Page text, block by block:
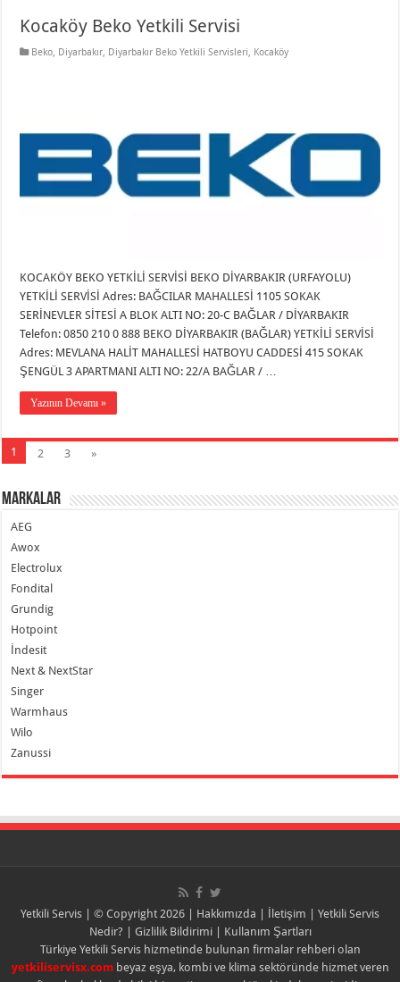
Kocaköy Beko Yetkili Servisi
Beko, Diyarbakır, Diyarbakır Beko Yetkili Servisleri, Kocaköy
KOCAKÖY BEKO YETKİLİ SERVİSİ BEKO DİYARBAKIR (URFAYOLU)
YETKİLİ SERVİSİ Adres: BAĞCILAR MAHALLESİ 1105 SOKAK
SERİNEVLER SİTESİ A BLOK ALTI NO: 20-C BAĞLAR / DİYARBAKIR
Telefon: 0850 210 0 888 BEKO DİYARBAKIR (BAĞLAR) YETKİLİ SERVİSİ
Adres: MEVLANA HALİT MAHALLESİ HATBOYU CADDESİ 415 SOKAK
ŞENGÜL 3 APARTMANI ALTI NO: 22/A BAĞLAR / …
Yazının Devamı »
1 2 3 »
Markalar
AEG
Awox
Electrolux
Fondital
Grundig
Hotpoint
İndesit
Next & NextStar
Singer
Warmhaus
Wilo
Zanussi
Yetkili Servis | © Copyright 2026 | Hakkımızda | İletişim | Yetkili Servis
Nedir? | Gizlilik Bildirimi| Kullanım Şartları
Türkiye Yetkili Servis hizmetinde bulunan firmalar rehberi olan
yetkiliservisx.combeyaz eşya, kombi ve klima sektöründe hizmet veren